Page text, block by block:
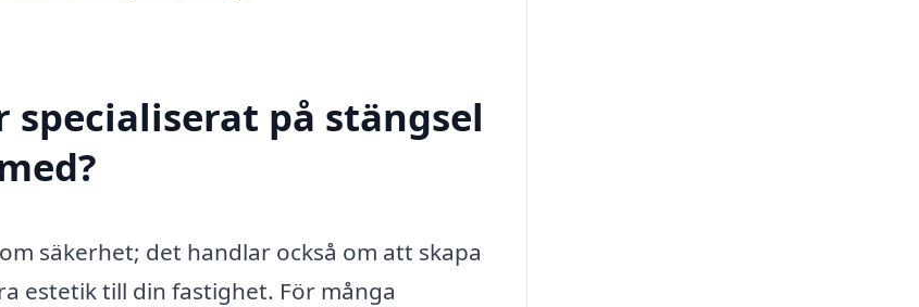
på stängsel
säkerhet; det handlar också om att skapa
estetik till din fastighet. För många